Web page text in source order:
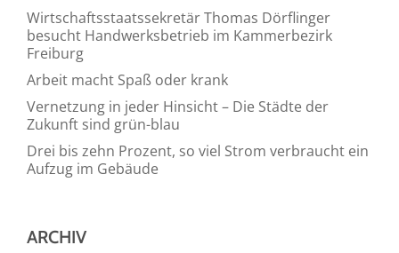
Wirtschaftsstaatssekretär Thomas Dörflinger
besucht Handwerksbetrieb im Kammerbezirk
Freiburg
Arbeit macht Spaß oder krank
Vernetzung in jeder Hinsicht – Die Städte der
Zukunft sind grün-blau
Drei bis zehn Prozent, so viel Strom verbraucht ein
Aufzug im Gebäude
ARCHIV